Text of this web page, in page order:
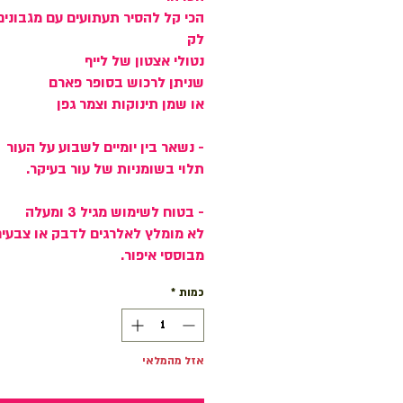
הכי קל להסיר תעתועים עם
לק
נטולי אצטון של לייף
שניתן לרכוש בסופר פארם
או שמן תינוקות וצמר גפן
- נשאר בין יומיים לשבוע על העור
תלוי בשומניות של עור בעיקר.
- בטוח לשימוש מגיל 3 ומעלה
לא מומלץ לאלרגים לדבק או
מבוססי איפור.
כמות *
אזל מהמלאי